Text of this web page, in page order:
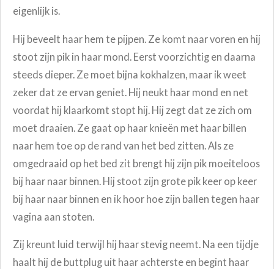
eigenlijk is.
Hij beveelt haar hem te pijpen. Ze komt naar voren en hij
stoot zijn pik in haar mond. Eerst voorzichtig en daarna
steeds dieper. Ze moet bijna kokhalzen, maar ik weet
zeker dat ze ervan geniet. Hij neukt haar mond en net
voordat hij klaarkomt stopt hij. Hij zegt dat ze zich om
moet draaien. Ze gaat op haar knieën met haar billen
naar hem toe op de rand van het bed zitten. Als ze
omgedraaid op het bed zit brengt hij zijn pik moeiteloos
bij haar naar binnen. Hij stoot zijn grote pik keer op keer
bij haar naar binnen en ik hoor hoe zijn ballen tegen haar
vagina aan stoten.
Zij kreunt luid terwijl hij haar stevig neemt. Na een tijdje
haalt hij de buttplug uit haar achterste en begint haar